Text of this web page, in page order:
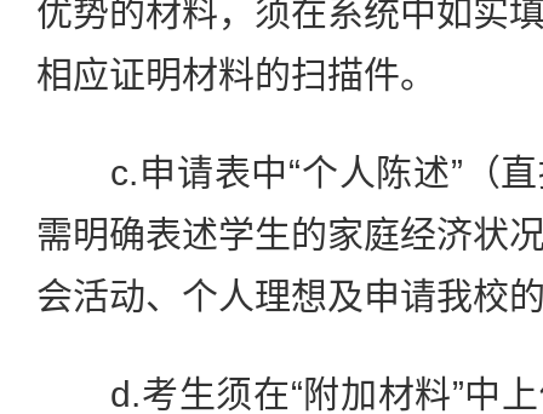
优势的材料，须在系统中如实
相应证明材料的扫描件。
c.申请表中“个人陈述”（直
需明确表述学生的家庭经济状
会活动、个人理想及申请我校
d.考生须在“附加材料”中上